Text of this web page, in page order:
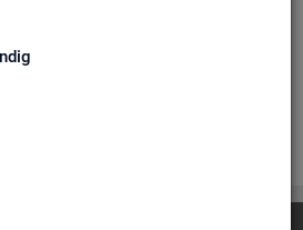
jähr­lich und ent­hal­ten In­for­ma­tio­nen
Wohn­ort, Ge­schlecht, Äl­te­re, Aus­
Pend­ler und wei­te­re Merk­ma­le.